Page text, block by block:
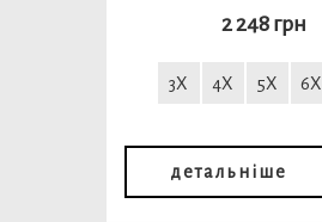
2 248 грн
3X 4X 5X 6X
детальніше